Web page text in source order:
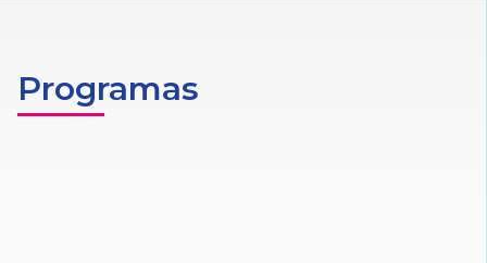
Programas